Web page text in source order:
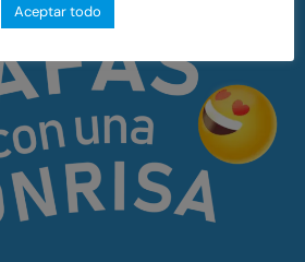
Aceptar todo